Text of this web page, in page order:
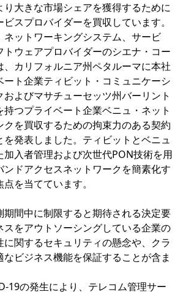
り大きな市場シェアを獲得するために
スプロバイダーを買収しています。
ネットワーキングシステム、サービ
トウェアプロバイダーのシエナ・コー
、カリフォルニア州ペタルーマに本社
ート企業ティビット・コミュニケーシ
およびマサチューセッツ州バーリント
持つプライベート企業ベニュ・ネット
クを買収するための拘束力のある契約
を発表しました。ティビットとベニュ
加入者管理および次世代PON技術を用
ンドアクセスネットワークを簡素化す
を当てています。
期間中に制限すると期待される決定要
スをアウトソーシングしている企業の
に関するセキュリティの懸念や、クラ
なビジネス機能を保証することが含ま
19の発生により、テレコム管理サー